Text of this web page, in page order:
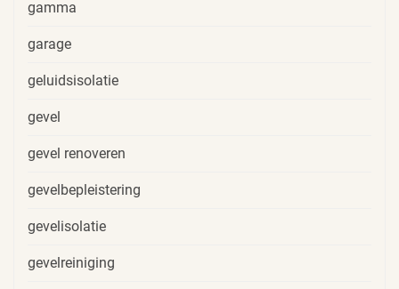
gamma
garage
geluidsisolatie
gevel
gevel renoveren
gevelbepleistering
gevelisolatie
gevelreiniging